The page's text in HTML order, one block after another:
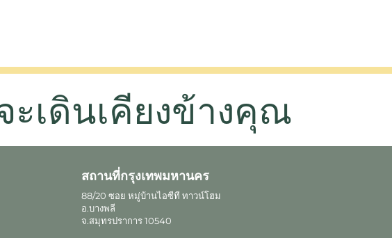
เดินเคียงข้างคุณ
สถานที่กรุงเทพมหานคร
88/20 ซอย หมู่บ้านไอซีที ทาวน์โฮม
อ.บางพลี
จ.สมุทรปราการ 10540